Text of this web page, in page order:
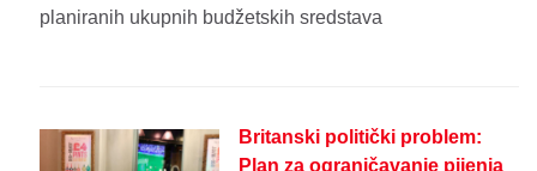
planiranih ukupnih budžetskih sredstava
Britanski politički problem:
Plan za ograničavanje pijenja